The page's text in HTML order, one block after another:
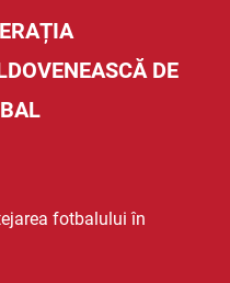
DE
fotbalului în